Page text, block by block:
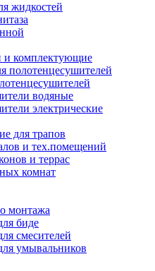
жидкостей
и комплектующие
полотенцесушителей
водяные
электрические
для трапов
и тех.помещений
и террас
комнат
монтажа
биде
смесителей
умывальников